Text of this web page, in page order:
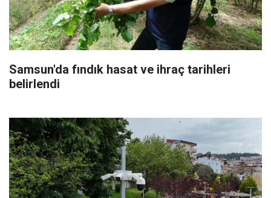
Samsun'da fındık hasat ve ihraç tarihleri
belirlendi